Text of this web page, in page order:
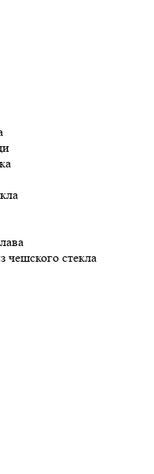
чешского стекла